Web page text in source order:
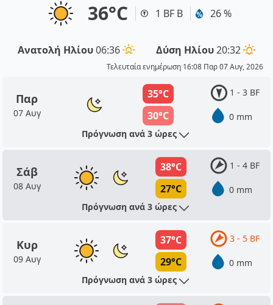
36°C 1 BF Β 26 %
Ανατολή Ηλίου06:36 Δύση Ηλίου20:32
Τελευταία ενημέρωση 16:08 Παρ 07 Αυγ, 2026
Παρ
07 Αυγ
35°C
30°C
1 - 3 BF
0 mm
Πρόγνωση ανά 3 ώρες
Σάβ
08 Αυγ
38°C
27°C
1 - 4 BF
0 mm
Πρόγνωση ανά 3 ώρες
Κυρ
09 Αυγ
37°C
29°C
3 - 5 BF
0 mm
Πρόγνωση ανά 3 ώρες